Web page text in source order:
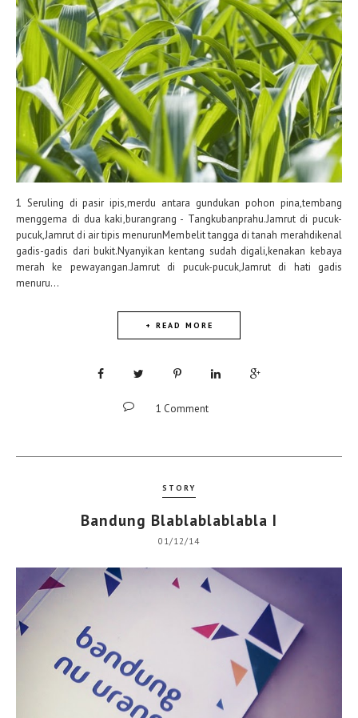
1 Seruling di pasir ipis,merdu antara gundukan pohon pina,tembang
menggema di dua kaki,burangrang - Tangkubanprahu.Jamrut di pucuk-
pucuk,Jamrut di air tipis menurunMembelit tangga di tanah merahdikenal
gadis-gadis dari bukit.Nyanyikan kentang sudah digali,kenakan kebaya
merah ke pewayangan.Jamrut di pucuk-pucuk,Jamrut di hati gadis
menuru...
+ READ MORE
1 Comment
STORY
Bandung Blablablablabla I
01/12/14